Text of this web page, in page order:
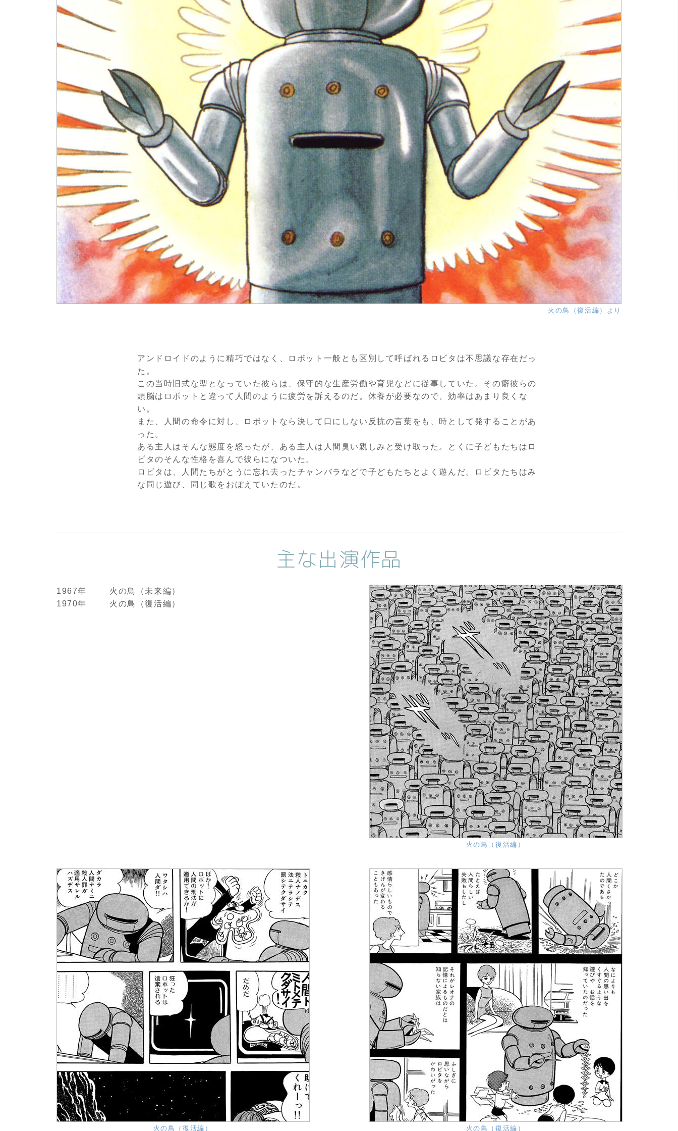
火の鳥（復活編）より
アンドロイドのように精巧ではなく、ロボット一般とも区別して呼ばれるロビタは不思議な存在だっ
た。
この当時旧式な型となっていた彼らは、保守的な生産労働や育児などに従事していた。その癖彼らの
頭脳はロボットと違って人間のように疲労を訴えるのだ。休養が必要なので、効率はあまり良くな
い。
また、人間の命令に対し、ロボットなら決して口にしない反抗の言葉をも、時として発することがあ
った。
ある主人はそんな態度を怒ったが、ある主人は人間臭い親しみと受け取った。とくに子どもたちはロ
ビタのそんな性格を喜んで彼らになついた。
ロビタは、人間たちがとうに忘れ去ったチャンバラなどで子どもたちとよく遊んだ。ロビタたちはみ
な同じ遊び、同じ歌をおぼえていたのだ。
主な出演作品
1967年
火の鳥（未来編）
1970年
火の鳥（復活編）
火の鳥（復活編）
火の鳥（復活編）
火の鳥（復活編）